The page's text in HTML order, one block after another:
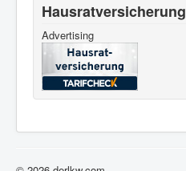
Hausratversicherung
Advertising